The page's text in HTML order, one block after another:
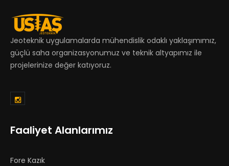
Jeoteknik uygulamalarda mühendislik odaklı yaklaşımımız,
güçlü saha organizasyonumuz ve teknik altyapımız ile
projelerinize değer katıyoruz.
Faaliyet Alanlarımız
Fore Kazık